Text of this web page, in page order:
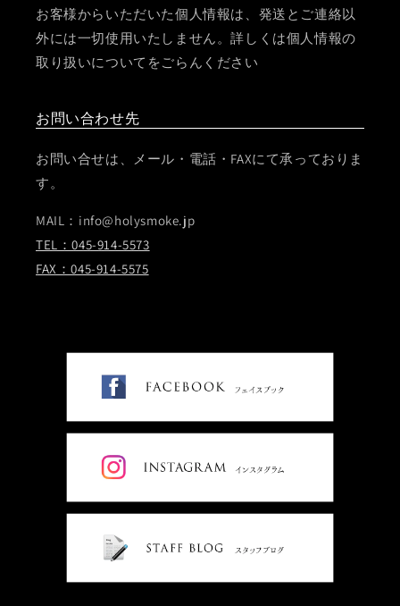
お客様からいただいた個人情報は、発送とご連絡以
外には一切使用いたしません。詳しくは個人情報の
取り扱いについてをごらんください
お問い合わせ先
お問い合せは、メール・電話・FAXにて承っておりま
す。
MAIL：info@holysmoke.jp
TEL：045-914-5573
FAX：045-914-5575